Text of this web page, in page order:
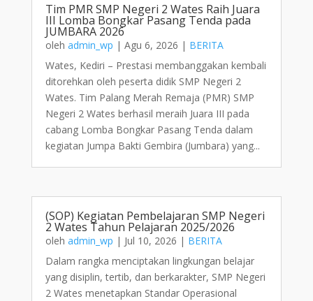
Tim PMR SMP Negeri 2 Wates Raih Juara
III Lomba Bongkar Pasang Tenda pada
JUMBARA 2026
oleh admin_wp | Agu 6, 2026 | BERITA
Wates, Kediri – Prestasi membanggakan kembali
ditorehkan oleh peserta didik SMP Negeri 2
Wates. Tim Palang Merah Remaja (PMR) SMP
Negeri 2 Wates berhasil meraih Juara III pada
cabang Lomba Bongkar Pasang Tenda dalam
kegiatan Jumpa Bakti Gembira (Jumbara) yang...
(SOP) Kegiatan Pembelajaran SMP Negeri
2 Wates Tahun Pelajaran 2025/2026
oleh admin_wp | Jul 10, 2026 | BERITA
Dalam rangka menciptakan lingkungan belajar
yang disiplin, tertib, dan berkarakter, SMP Negeri
2 Wates menetapkan Standar Operasional